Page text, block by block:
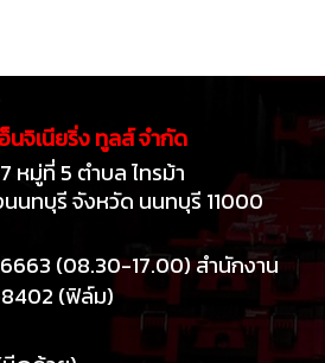
นจิเนียริ่ง ทูลส์ จำกัด
หมู่ที่ 5 ตำบล ไทรม้า
นทบุรี จังหวัด นนทบุรี 11000
(08.30-17.00) สำนักงาน
(ฟิล์ม)